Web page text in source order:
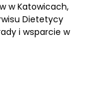
w Katowicach,
Dietetycy
i wsparcie w